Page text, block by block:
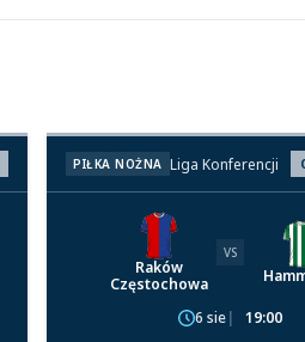
PIŁKA NOŻNA Liga Konferencji
Raków
Częstochowa
VS
6 sie 19:00